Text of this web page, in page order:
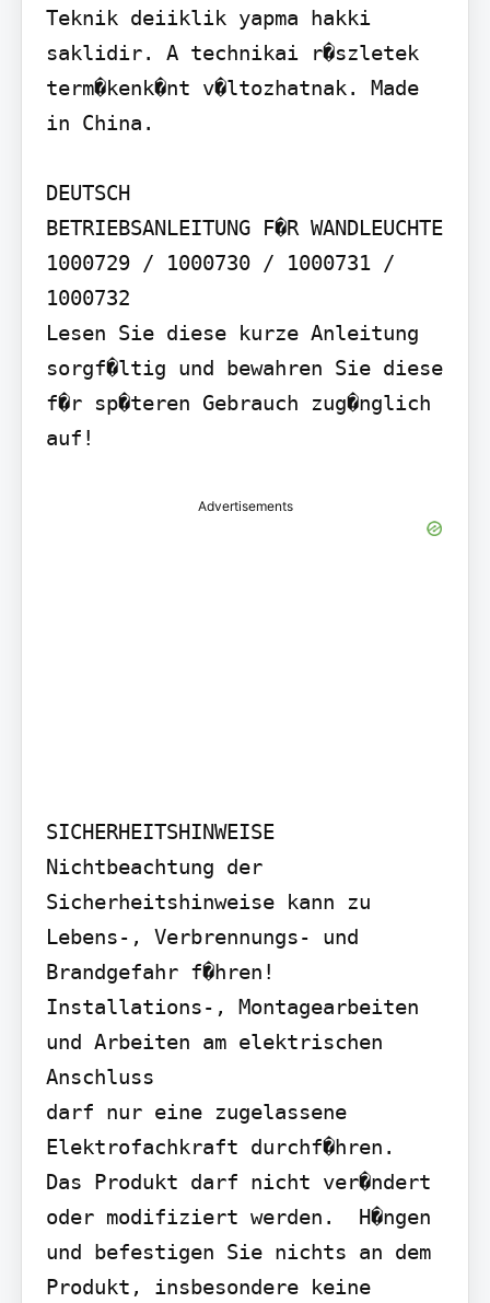
Teknik deiiklik yapma hakki
saklidir. A technikai r�szletek
term�kenk�nt v�ltozhatnak. Made
in China.
DEUTSCH
BETRIEBSANLEITUNG F�R WANDLEUCHTE
1000729 / 1000730 / 1000731 /
1000732
Lesen Sie diese kurze Anleitung
sorgf�ltig und bewahren Sie diese
f�r sp�teren Gebrauch zug�nglich
auf!
Advertisements
SICHERHEITSHINWEISE
Nichtbeachtung der
Sicherheitshinweise kann zu
Lebens-, Verbrennungs- und
Brandgefahr f�hren!
Installations-, Montagearbeiten
und Arbeiten am elektrischen
Anschluss
darf nur eine zugelassene
Elektrofachkraft durchf�hren.
Das Produkt darf nicht ver�ndert
oder modifiziert werden.  H�ngen
und befestigen Sie nichts an dem
Produkt, insbesondere keine